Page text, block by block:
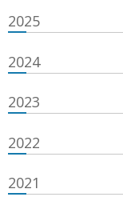
2025
2024
2023
2022
2021